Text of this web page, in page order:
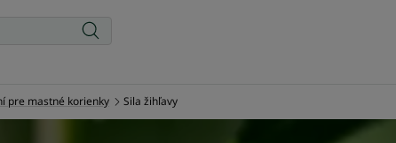
pre mastné korienky Sila žihľavy